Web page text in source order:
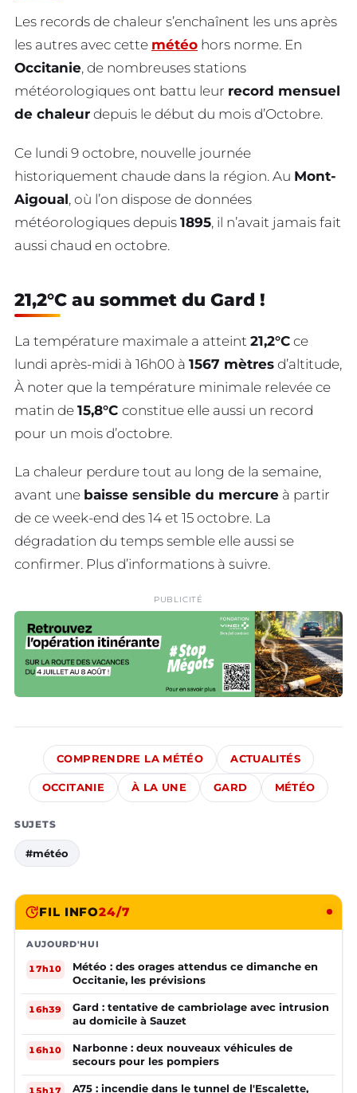
Les records de chaleur s’enchaînent les uns après
les autres avec cette météo hors norme. En
Occitanie, de nombreuses stations
météorologiques ont battu leur record mensuel
de chaleur depuis le début du mois d’Octobre.
Ce lundi 9 octobre, nouvelle journée
historiquement chaude dans la région. Au Mont-
Aigoual, où l’on dispose de données
météorologiques depuis 1895, il n’avait jamais fait
aussi chaud en octobre.
21,2°C au sommet du Gard !
La température maximale a atteint 21,2°C ce
lundi après-midi à 16h00 à 1567 mètres d’altitude,
À noter que la température minimale relevée ce
matin de 15,8°C constitue elle aussi un record
pour un mois d’octobre.
La chaleur perdure tout au long de la semaine,
avant une baisse sensible du mercure à partir
de ce week-end des 14 et 15 octobre. La
dégradation du temps semble elle aussi se
confirmer. Plus d’informations à suivre.
PUBLICITÉ
COMPRENDRE LA MÉTÉO ACTUALITÉS
OCCITANIE À LA UNE GARD MÉTÉO
SUJETS
#météo
FIL INFO24/7
AUJOURD'HUI
17h10
Météo : des orages attendus ce dimanche en
Occitanie, les prévisions
16h39
Gard : tentative de cambriolage avec intrusion
au domicile à Sauzet
16h10
Narbonne : deux nouveaux véhicules de
secours pour les pompiers
15h17 A75 : incendie dans le tunnel de l'Escalette,